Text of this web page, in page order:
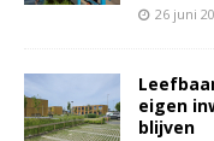
26 juni
eigen
blijven